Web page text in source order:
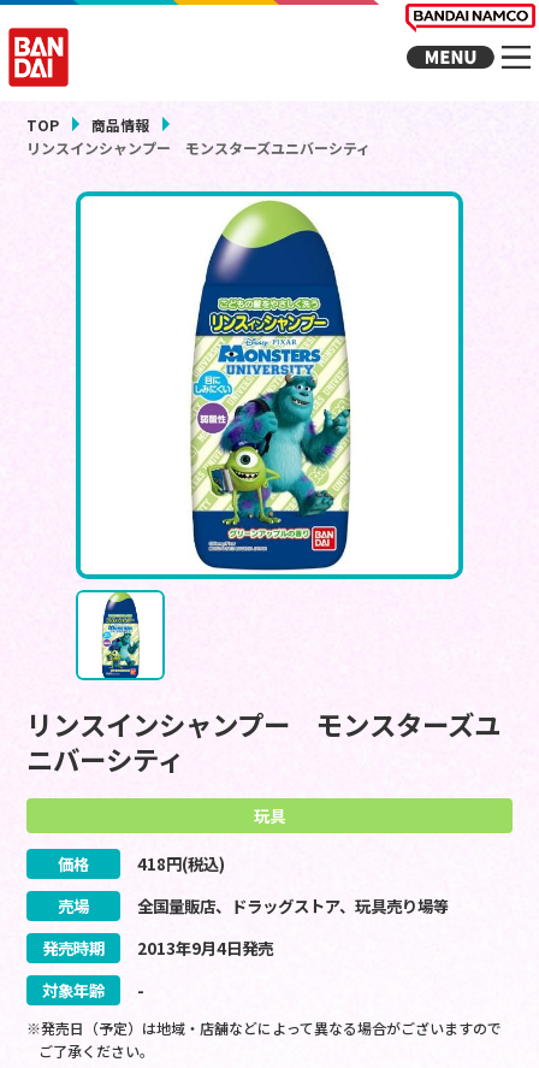
TOP
商品情報
リンスインシャンプー モンスターズユニバーシティ
リンスインシャンプー モンスターズユ
ニバーシティ
玩具
価格 418円(税込)
売場
全国量販店、ドラッグストア、玩具売り場等
発売時期
2013年9月4日発売
対象年齢
-
※発売日（予定）は地域・店舗などによって異なる場合がございますので
ご了承ください。